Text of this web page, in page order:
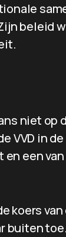
beleid
niet op
in de
een
koers
buiten